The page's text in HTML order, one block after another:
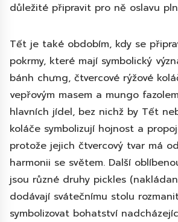
důležité připravit pro ně oslavu
Tết je také obdobím, kdy se
pokrmy, které mají symbolický
bánh chưng, čtvercové rýžové
vepřovým masem a mungo
hlavních jídel, bez nichž by Tết
koláče symbolizují hojnost a
protože jejich čtvercový tvar má
harmonii se světem. Další
jsou různé druhy pickles
dodávají svátečnímu stolu
symbolizovat bohatství